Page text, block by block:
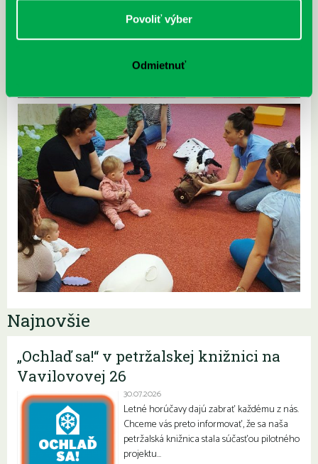
Povoliť výber
Odmietnuť
Najnovšie
„Ochlaď sa!“ v petržalskej knižnici na
Vavilovovej 26
30.07.2026
Letné horúčavy dajú zabrať každému z nás.
Chceme vás preto informovať, že sa naša
petržalská knižnica stala súčasťou pilotného
projektu…